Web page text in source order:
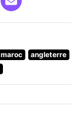
maroc
angleterre